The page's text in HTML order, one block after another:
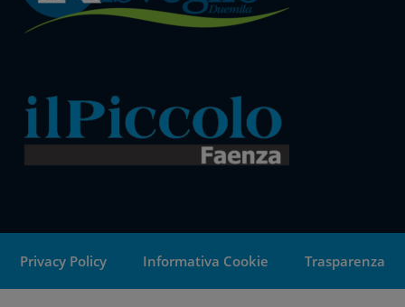
Privacy Policy Informativa Cookie Trasparenza